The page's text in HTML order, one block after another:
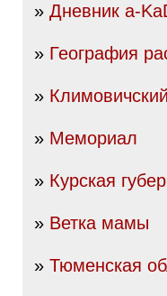
» Дневник a-
» География
»
» Мемориал
» Курская
» Ветка мамы
» Тюменская